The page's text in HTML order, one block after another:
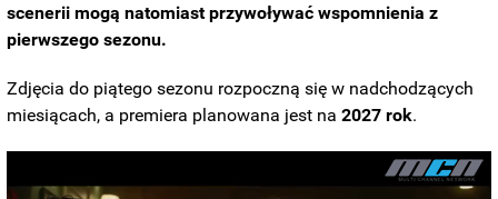
scenerii mogą natomiast przywoływać wspomnienia z
pierwszego sezonu.
Zdjęcia do piątego sezonu rozpoczną się w nadchodzących
miesiącach, a premiera planowana jest na2027 rok.